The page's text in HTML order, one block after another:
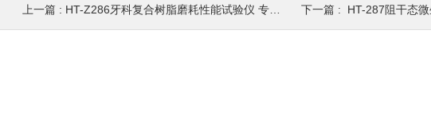
上一篇 : HT-Z286牙科复合树脂磨耗性能试验仪 专业技术生产 下一篇 : HT-287阻干态